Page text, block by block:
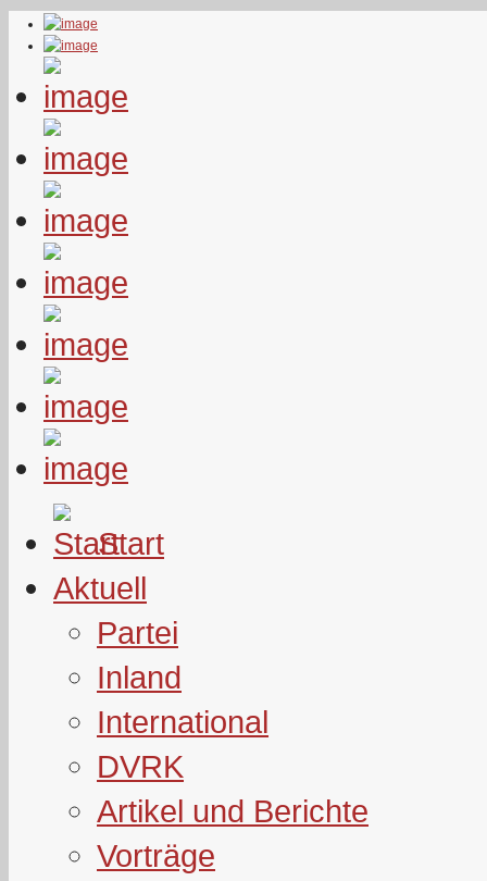
Start
Aktuell
Partei
Inland
International
DVRK
Artikel und Berichte
Vorträge